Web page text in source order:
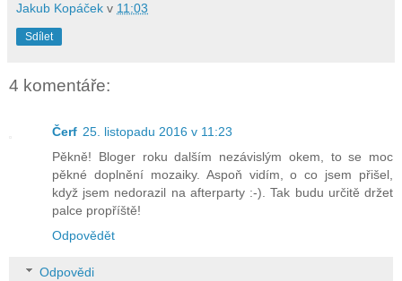
Jakub Kopáček v 11:03
Sdílet
4 komentáře:
Čerf 25. listopadu 2016 v 11:23
Pěkně! Bloger roku dalším nezávislým okem, to se moc
pěkné doplnění mozaiky. Aspoň vidím, o co jsem přišel,
když jsem nedorazil na afterparty :-). Tak budu určitě držet
palce propříště!
Odpovědět
Odpovědi